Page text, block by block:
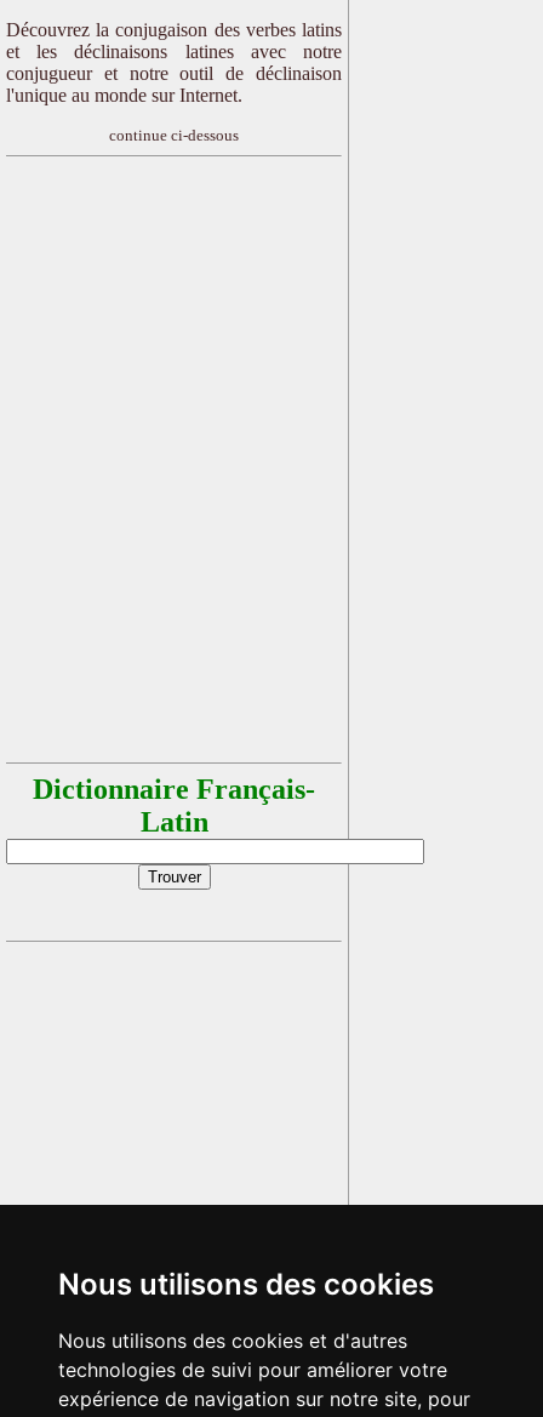
Nous utilisons des cookies
Nous utilisons des cookies et d'autres
technologies de suivi pour améliorer votre
expérience de navigation sur notre site, pour
Découvrez la conjugaison des verbes latins
et les déclinaisons latines avec notre
conjugueur et notre outil de déclinaison
l'unique au monde sur Internet.
continue ci-dessous
Dictionnaire Français-
Latin